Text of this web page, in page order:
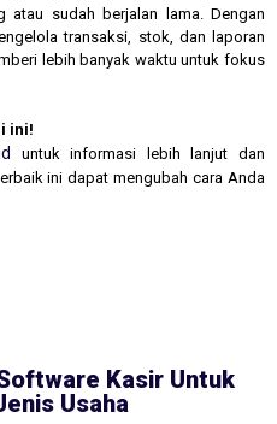
atau sudah berjalan lama. Dengan
transaksi, stok, dan laporan
lebih banyak waktu untuk fokus
ini!
untuk informasi lebih lanjut dan
ini dapat mengubah cara Anda
Kasir Untuk
Usaha